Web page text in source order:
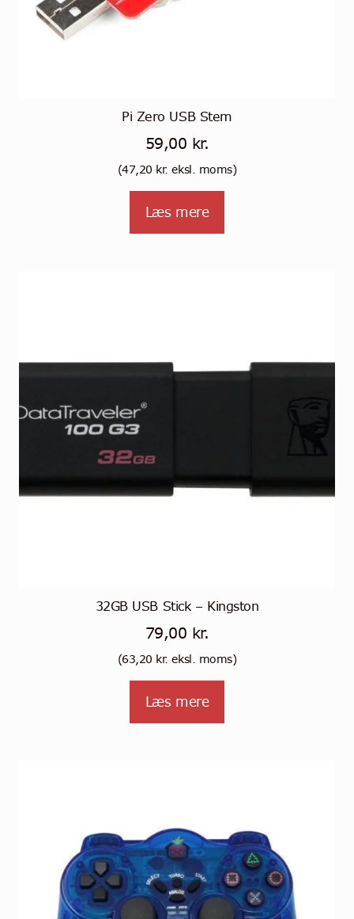
Pi Zero USB Stem
59,00 kr.
(47,20 kr. eksl. moms)
Læs mere
32GB USB Stick – Kingston
79,00 kr.
(63,20 kr. eksl. moms)
Læs mere